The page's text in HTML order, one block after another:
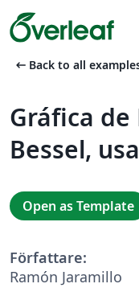
arrow_left_alt Back to all
Gráfica de
Bessel,
Open as Template
Författare:
Ramón Jaramillo